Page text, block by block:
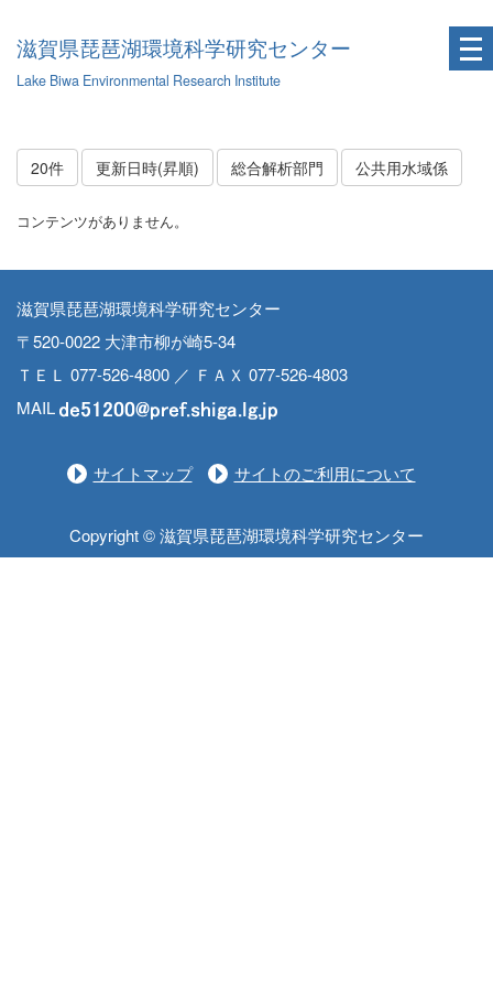
滋賀県琵琶湖環境科学研究センター
Lake Biwa Environmental Research Institute
20件 更新日時(昇順) 総合解析部門 公共用水域係
コンテンツがありません。
滋賀県琵琶湖環境科学研究センター
〒520-0022 大津市柳が崎5-34
ＴＥＬ 077-526-4800 ／ ＦＡＸ 077-526-4803
MAIL
サイトマップ サイトのご利用について
Copyright © 滋賀県琵琶湖環境科学研究センター